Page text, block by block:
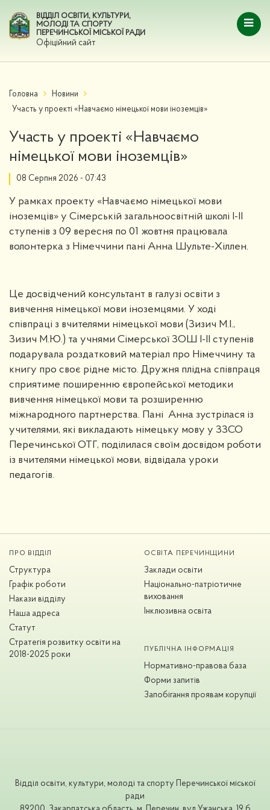
ВІДДІЛ ОСВІТИ, КУЛЬТУРИ,
МОЛОДІ ТА СПОРТУ
ПЕРЕЧИНСЬКОЇ МІСЬКОЇ РАДИ
Офіційний сайт
Головна
Новини
Участь у проекті «Навчаємо німецької мови іноземців»
Участь у проекті «Навчаємо
німецької мови іноземців»
08 Серпня 2026 - 07:43
У рамках проекту «Навчаємо німецької мови
іноземців» у Сімерській загальноосвітній школі І-ІІ
ступенів з 09 вересня по 01 жовтня працювала
волонтерка з Німеччини пані Анна Шульте-Хіллен.
Це досвідчений консультант в галузі освіти з
вивчення німецької мови іноземцями. У ході
співпраці з вчителями німецької мови (Зизич М.І.,
Зизич М.Ю.) та учнями Сімерської ЗОШ І-ІІ ступенів
подарувала роздатковий матеріал про Німеччину та
книгу про своє рідне місто. Дружня плідна співпраця
сприятиме поширенню європейської методики
вивчення німецької мови та розширенню
міжнародного партнерства. Пані Анна зустрілася із
учителями, які викладають німецьку мову у ЗЗСО
Перечинської ОТГ, поділилася своїм досвідом роботи
із вчителями німецької мови, відвідала уроки
педагогів.
ПРО ВІДДІЛ
Структура
Графік роботи
Накази відділу
Наша адреса
Статут
Стратегія розвитку освіти на
2018-2025 роки
ОСВІТА ПЕРЕЧИНЩИНИ
Заклади освіти
Національно-патріотичне
виховання
Інклюзивна освіта
ПУБЛІЧНА ІНФОРМАЦІЯ
Нормативно-правова база
Форми запитів
Запобігання проявам корупції
Відділ освіти, культури, молоді та спорту Перечинської міської
ради